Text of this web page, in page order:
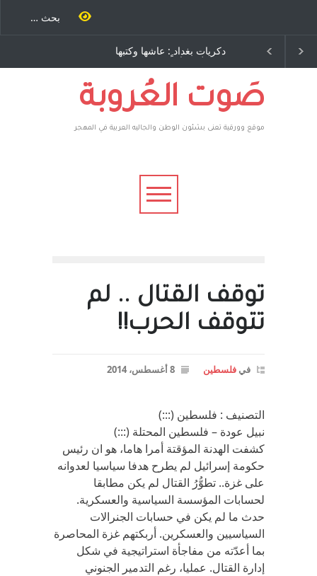
الاستيطان ومسلسل الخداع
المستمر - قلم : راسم عبيدات
ٍ: عاشها وكتبها
المتحدة الامريكية
صَوت العُروبة
موقع وورقية تعنى بشئون الوطن والجاليه العربية في المهجر
توقف القتال .. لم
تتوقف الحرب!!
في فلسطين 8 أغسطس، 2014
التصنيف : فلسطين (:::)
نبيل عودة – فلسطين المحتلة (:::)
كشفت الهدنة المؤقتة أمرا هاما، هو ان رئيس
حكومة إسرائيل لم يطرح هدفا سياسيا لعدوانه
على غزة.. تطوُّرُ القتال لم يكن مطابقا
لحسابات المؤسسة السياسية والعسكرية.
حدث ما لم يكن في حسابات الجنرالات
السياسيين والعسكرين. أربكتهم غزة المحاصرة
بما أعدّته من مفاجأة استراتيجية في شكل
إدارة القتال. عمليا، رغم التدمير الجنوني